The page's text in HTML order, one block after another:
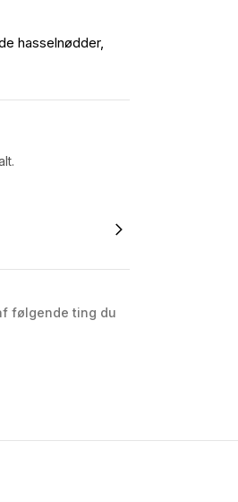
hasselnødder,
følgende ting du